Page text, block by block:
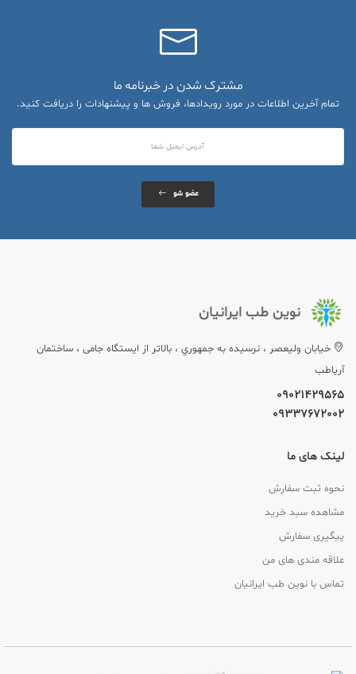
مشترک شدن در خبرنامه ما
تمام آخرین اطلاعات در مورد رویدادها، فروش ها و پیشنهادات را دریافت کنید.
عضو شو
نوین طب ایرانیان
خيابان وليعصر ، نرسيده به جمهوري ، بالاتر از ایستگاه جامی ، ساختمان
آریاطب
09021429565
09337672002
لینک های ما
نحوه ثبت سفارش
مشاهده سبد خرید
پیگیری سفارش
علاقه مندی های من
تماس با نوین طب ایرانیان